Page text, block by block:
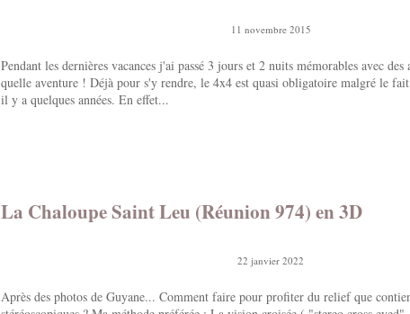
11 novembre 2015
Pendant les dernières vacances j'ai passé 3 jours et 2 nuits mémorables avec
quelle aventure ! Déjà pour s'y rendre, le 4x4 est quasi obligatoire malgré le
il y a quelques années. En effet...
La Chaloupe Saint Leu (Réunion 974) en 3D
22 janvier 2022
Après des photos de Guyane... Comment faire pour profiter du relief que